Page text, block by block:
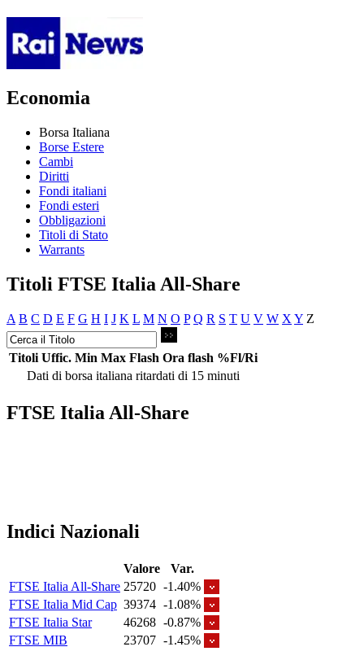
Economia
Borsa Italiana
Borse Estere
Cambi
Diritti
Fondi italiani
Fondi esteri
Obbligazioni
Titoli di Stato
Warrants
Titoli FTSE Italia All-Share
A B C D E F G H I J K L M N O P Q R S T U V W X Y Z
Titoli Uffic. Min Max Flash Ora flash %Fl/Ri
Dati di borsa italiana ritardati di 15 minuti
FTSE Italia All-Share
Indici Nazionali
Valore
Var.
FTSE Italia All-Share 25720 -1.40%
FTSE Italia Mid Cap 39374 -1.08%
FTSE Italia Star
46268 -0.87%
FTSE MIB
23707 -1.45%